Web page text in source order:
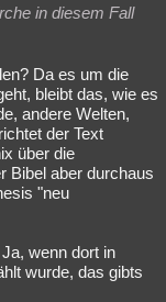
in diesem Fall
Da es um die
bleibt das, wie es
andere Welten,
der Text
über die
Bibel aber durchaus
"neu
wenn dort in
wurde, das gibts